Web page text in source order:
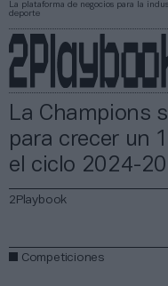
La plataforma de negocios para la
deporte
La Champions
para crecer un
el ciclo 2024-
2Playbook
Competiciones